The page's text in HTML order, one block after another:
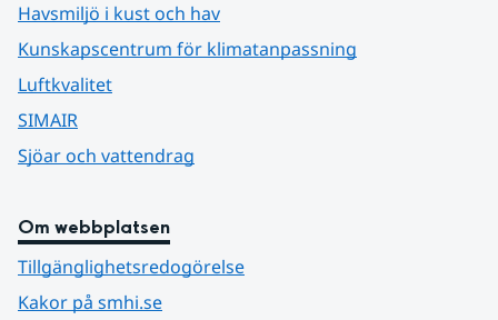
Havsmiljö i kust och hav
Kunskapscentrum för klimatanpassning
Luftkvalitet
SIMAIR
Sjöar och vattendrag
Om webbplatsen
Tillgänglighetsredogörelse
Kakor på smhi.se